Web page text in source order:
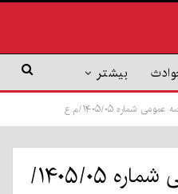
بیشتر
شماره ۱۴۰۵/۰۵/م.ع
آگهی مناقصه عمومی شماره ۱۴۰۵/۰۵/